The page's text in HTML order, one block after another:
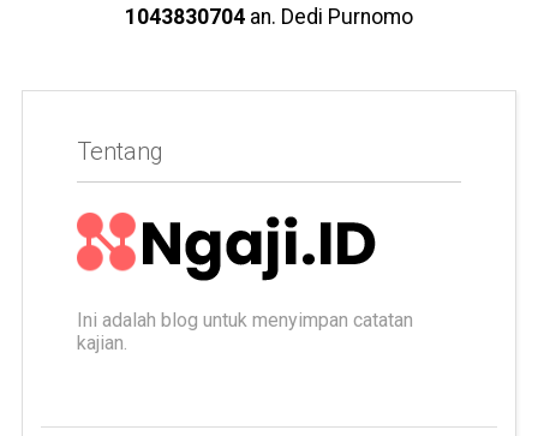
1043830704 an. Dedi Purnomo
Tentang
Ini adalah blog untuk menyimpan catatan
kajian.